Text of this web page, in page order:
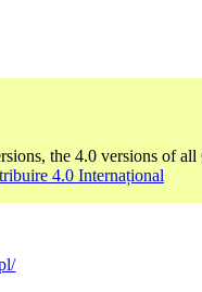
the 4.0 versions of all
4.0 Internațional